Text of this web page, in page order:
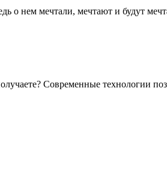
о нем мечтали, мечтают и будут
Современные технологии